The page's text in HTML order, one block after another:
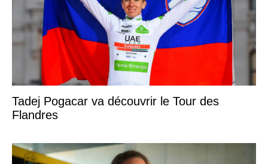
Tadej Pogacar va découvrir le Tour des
Flandres